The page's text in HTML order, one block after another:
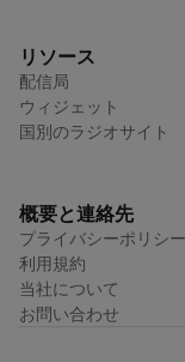
リソース
配信局
ウィジェット
国別のラジオサイト
概要と連絡先
プライバシーポリシー
利用規約
当社について
お問い合わせ